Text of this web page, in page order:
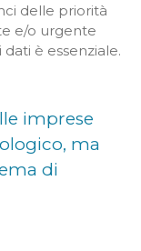
delle priorità
e/o urgente
è essenziale.
imprese
ma
di